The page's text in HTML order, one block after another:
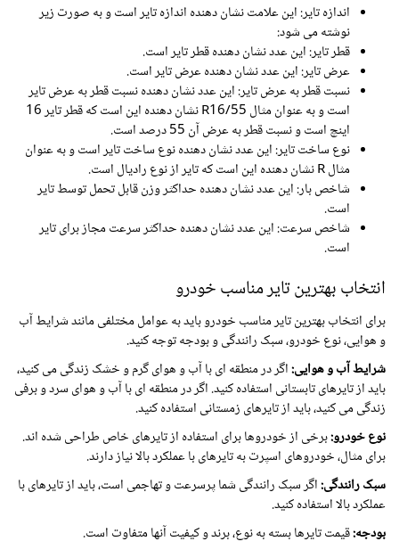
اندازه تایر: این علامت نشان دهنده اندازه تایر است و به صورت زیر
نوشته می شود:
قطر تایر: این عدد نشان دهنده قطر تایر است.
عرض تایر: این عدد نشان دهنده عرض تایر است.
نسبت قطر به عرض تایر: این عدد نشان دهنده نسبت قطر به عرض تایر
است و به عنوان مثال 55/R16 نشان دهنده این است که قطر تایر 16
اینچ است و نسبت قطر به عرض آن 55 درصد است.
نوع ساخت تایر: این عدد نشان دهنده نوع ساخت تایر است و به عنوان
مثال R نشان دهنده این است که تایر از نوع رادیال است.
شاخص بار: این عدد نشان دهنده حداکثر وزن قابل تحمل توسط تایر
است.
شاخص سرعت: این عدد نشان دهنده حداکثر سرعت مجاز برای تایر
است.
انتخاب بهترین تایر مناسب خودرو
برای انتخاب بهترین تایر مناسب خودرو باید به عوامل مختلفی مانند شرایط آب
و هوایی، نوع خودرو، سبک رانندگی و بودجه توجه کنید.
شرایط آب و هوایی:اگر در منطقه ای با آب و هوای گرم و خشک زندگی می کنید،
باید از تایرهای تابستانی استفاده کنید. اگر در منطقه ای با آب و هوای سرد و برفی
زندگی می کنید، باید از تایرهای زمستانی استفاده کنید.
نوع خودرو:برخی از خودروها برای استفاده از تایرهای خاص طراحی شده اند.
برای مثال، خودروهای اسپرت به تایرهای با عملکرد بالا نیاز دارند.
سبک رانندگی:اگر سبک رانندگی شما پرسرعت و تهاجمی است، باید از تایرهای با
عملکرد بالا استفاده کنید.
بودجه:قیمت تایرها بسته به نوع، برند و کیفیت آنها متفاوت است.